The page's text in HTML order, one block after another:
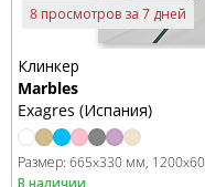
8 просмотров за 7 дней
Клинкер
Marbles
Exagres (Испания)
Размер: 665x330 мм
В наличии